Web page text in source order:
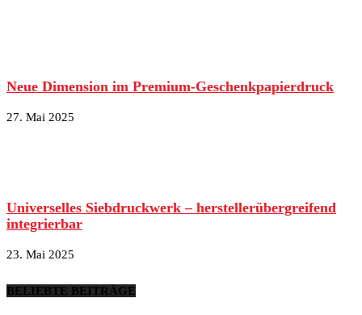
Neue Dimension im Premium-Geschenkpapierdruck
27. Mai 2025
Universelles Siebdruckwerk – herstellerübergreifend
integrierbar
23. Mai 2025
BELIEBTE BEITRÄGE